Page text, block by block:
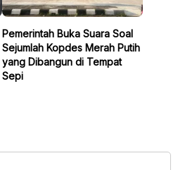
Pemerintah Buka Suara Soal
Sejumlah Kopdes Merah Putih
yang Dibangun di Tempat
Sepi